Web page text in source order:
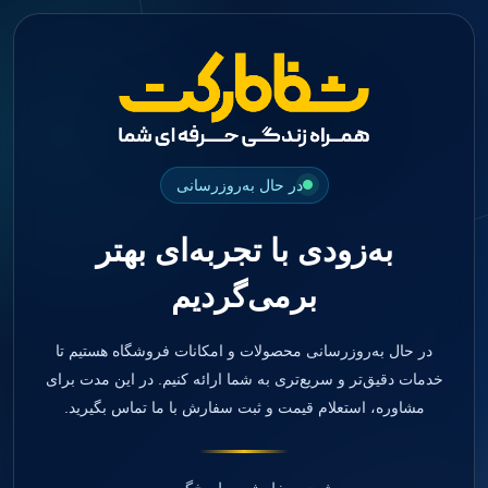
در حال به‌روزرسانی
به‌زودی با تجربه‌ای بهتر
برمی‌گردیم
در حال به‌روزرسانی محصولات و امکانات فروشگاه هستیم تا
خدمات دقیق‌تر و سریع‌تری به شما ارائه کنیم. در این مدت برای
مشاوره، استعلام قیمت و ثبت سفارش با ما تماس بگیرید.
جستجو
Impression Coping
صفحه اصلی
دندانپزشکی
مواد ترمیمی
کامپوزیت
کامپوزیت فلو
اسید اچ
باندینگ
بلیچینگ